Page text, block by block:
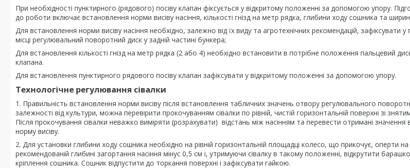
При необхідності пунктирного (рядового) посіву клапан фіксується у відкритому положенні за допомогою упору.
до роботи включає встановлення норми висіву насіння, кількості гнізд на метр рядка, глибини ходу сошника та
Для встановлення норми висіву насіння необхідно, залежно від їх виду та агротехнічних рекомендацій, зафіксувати у
місці регулювальний поворотний диск у задній частині бункера;
Для встановлення кількості гнізд на метр рядка (2 або 4) необхідно встановити в потрібне положення пальцевий
клапана.
Для встановлення пунктирного рядового посіву клапан зафіксувати у відкритому положенні за допомогою упору.
Технологічне регулювання сівалки
1. Правильність встановлення норми висіву після встановлення табличних значень отвору регулювального
залежності від культури, можна перевірити прокочуванням сівалки по рівній, чистій горизонтальній поверхні зі
Після прокочування сівалки неважко виміряти (розрахувати) відстань між насінням та перевести отримані значення
норму висіву.
2. Для установки глибини ходу сошника необхідно на рівній горизонтальній площадці колесо, що прикочує, оперти на
рекомендованій глибині загортання насіння мінус 0,5 см і, утримуючи сівалку в такому положенні, відкрутити
кріплення сошника. Сошник відпустити до торкання поверхні і зафіксувати гайкою.